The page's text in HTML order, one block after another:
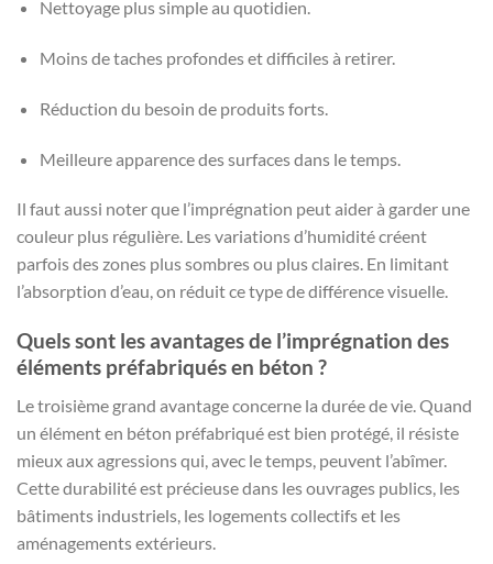
Nettoyage plus simple au quotidien.
Moins de taches profondes et difficiles à retirer.
Réduction du besoin de produits forts.
Meilleure apparence des surfaces dans le temps.
Il faut aussi noter que l’imprégnation peut aider à garder une
couleur plus régulière. Les variations d’humidité créent
parfois des zones plus sombres ou plus claires. En limitant
l’absorption d’eau, on réduit ce type de différence visuelle.
Quels sont les avantages de l’imprégnation des
éléments préfabriqués en béton ?
Le troisième grand avantage concerne la durée de vie. Quand
un élément en béton préfabriqué est bien protégé, il résiste
mieux aux agressions qui, avec le temps, peuvent l’abîmer.
Cette durabilité est précieuse dans les ouvrages publics, les
bâtiments industriels, les logements collectifs et les
aménagements extérieurs.